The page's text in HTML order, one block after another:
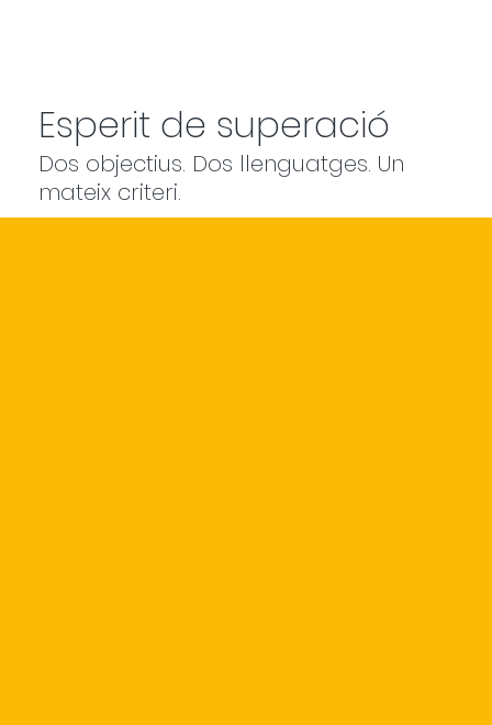
Esperit de superació
Dos objectius. Dos llenguatges. Un
mateix criteri.